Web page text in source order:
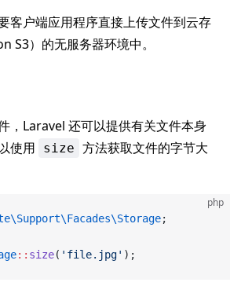
客户端应用程序直接上传文件到云存
S3）的无服务器环境中。
，Laravel 还可以提供有关文件本身
使用
size 方法获取文件的字节大
php
;
:: size( 'file.jpg' );